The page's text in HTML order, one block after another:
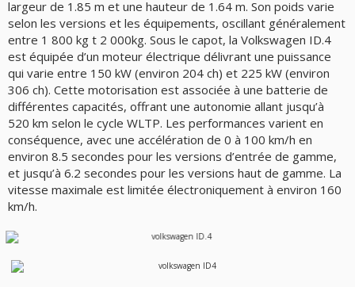
largeur de 1.85 m et une hauteur de 1.64 m. Son poids varie
selon les versions et les équipements, oscillant généralement
entre 1 800 kg t 2 000kg. Sous le capot, la Volkswagen ID.4
est équipée d’un moteur électrique délivrant une puissance
qui varie entre 150 kW (environ 204 ch) et 225 kW (environ
306 ch). Cette motorisation est associée à une batterie de
différentes capacités, offrant une autonomie allant jusqu’à
520 km selon le cycle WLTP. Les performances varient en
conséquence, avec une accélération de 0 à 100 km/h en
environ 8.5 secondes pour les versions d’entrée de gamme,
et jusqu’à 6.2 secondes pour les versions haut de gamme. La
vitesse maximale est limitée électroniquement à environ 160
km/h.